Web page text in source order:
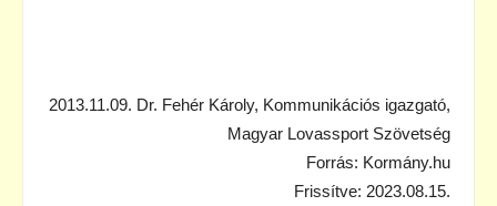
2013.11.09. Dr. Fehér Károly, Kommunikációs igazgató,
Magyar Lovassport Szövetség
Forrás: Kormány.hu
Frissítve: 2023.08.15.